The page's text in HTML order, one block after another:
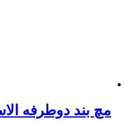
مچ بند دوطرفه